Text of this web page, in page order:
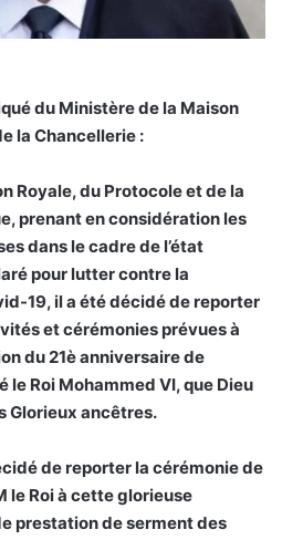
du Ministère de la Maison
la Chancellerie :
Royale, du Protocole et de la
prenant en considération les
dans le cadre de l’état
pour lutter contre la
19, il a été décidé de reporter
et cérémonies prévues à
du 21è anniversaire de
le Roi Mohammed VI, que Dieu
Glorieux ancêtres.
de reporter la cérémonie de
le Roi à cette glorieuse
prestation de serment des